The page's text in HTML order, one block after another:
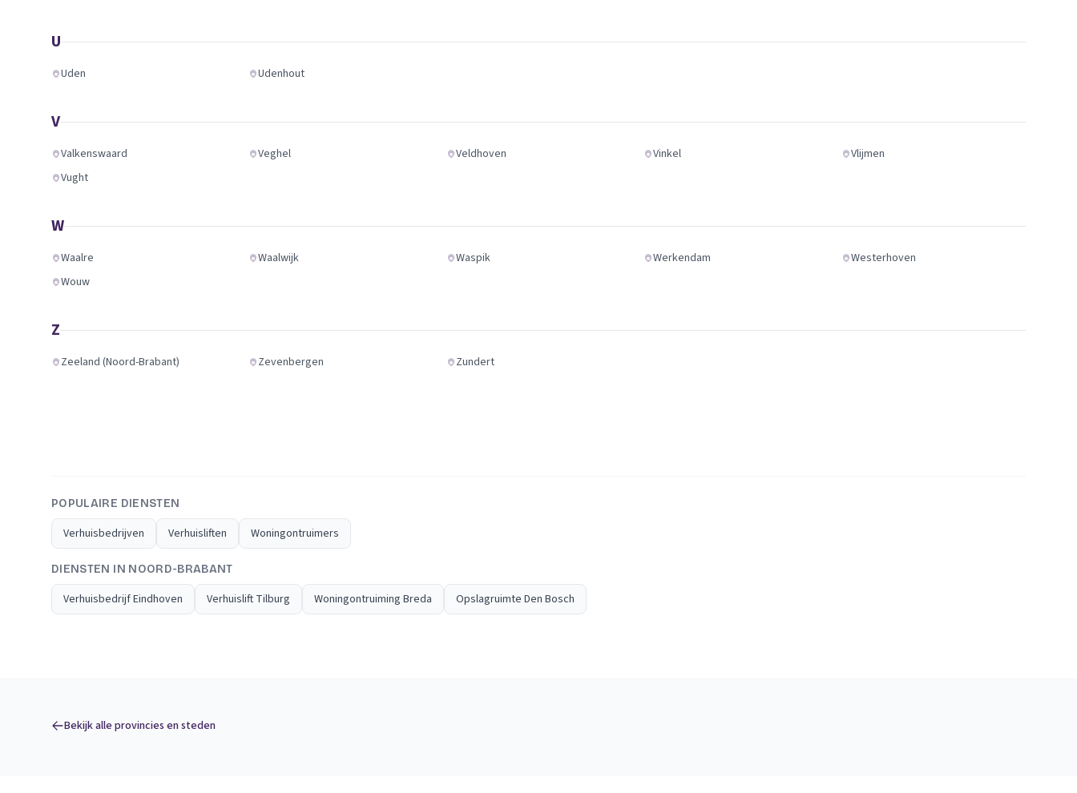
U
Uden Udenhout
V
Valkenswaard Veghel Veldhoven Vinkel
Vlijmen
Vught
W
Waalre Waalwijk Waspik Werkendam
Westerhoven
Wouw
Z
Zeeland (Noord-Brabant) Zevenbergen Zundert
POPULAIRE DIENSTEN
Verhuisbedrijven Verhuisliften Woningontruimers
DIENSTEN IN NOORD-BRABANT
Verhuisbedrijf Eindhoven Verhuislift Tilburg Woningontruiming Breda Opslagruimte Den Bosch
Bekijk alle provincies en steden